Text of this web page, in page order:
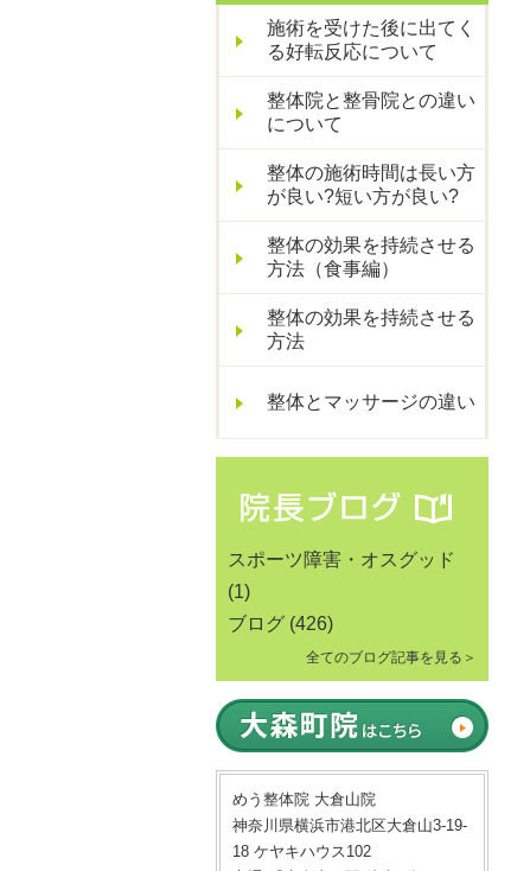
施術を受けた後に出てく
る好転反応について
整体院と整骨院との違い
について
整体の施術時間は長い方
が良い?短い方が良い?
整体の効果を持続させる
方法（食事編）
整体の効果を持続させる
方法
整体とマッサージの違い
スポーツ障害・オスグッド
(1)
ブログ (426)
全てのブログ記事を見る＞
めう整体院 大倉山院
神奈川県横浜市港北区大倉山3-19-
18 ケヤキハウス102